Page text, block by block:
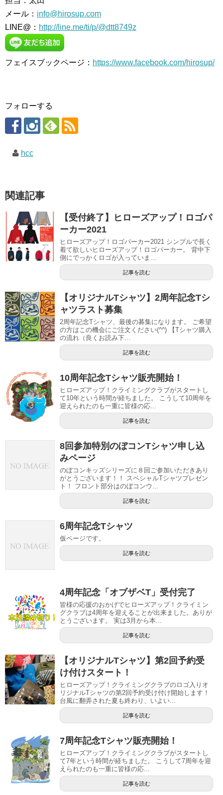
メール： info@hirosup.com
LINE@： http://line.me/ti/p/@dtt8749z
フェイスブックページ： https://www.facebook.com/hirosup/
フォローする
hcc
関連記事
【受付終了】ヒローズアップ！ロゴパ
ーカー2021
ヒローズアップ！ロゴパーカー2021 シンプルで長く
着て欲しいヒローズアップ！ロゴパーカー。 背中下
側にでっかくロゴが入っていま...
記事を読む
【オリジナルTシャツ】2周年記念Tシ
ャツラスト募集
2周年記念Tシャツ、最後の募集になります。 ご希望
の方はこの機会にご注文ください(^^) 【Tシャツ購入
の流れ（良くお読み下...
記事を読む
10周年記念Tシャツ販売開始！
ヒローズアップ！クライミングクラブがスタートし
て10年という時間が経ちました。 こうして10周年を
迎えられたのも一重に皆様の応...
記事を読む
8回参加特別のぼコンTシャツ申し込
みページ
のぼコンキッズシリーズに８回ご参加いただきあり
がとうございます！！ スペシャルTシャツプレゼン
ト！ フロント部分はのぼコンウ...
記事を読む
6周年記念Tシャツ
仮ページです。
記事を読む
4周年記念「オブザベT」受付完了
皆様の応援のおかげでヒローズアップ！クライミン
グクラブは4周年を迎えることが出来ました。ありが
とうございます。 実は3月から本...
記事を読む
【オリジナルTシャツ】第2回予約受
け付けスタート！
ヒローズアップ！クライミングクラブのロゴ入りオ
リジナルTシャツの第2回予約受け付け開始します！
台風に翻弄された夏も終わり、いよい...
記事を読む
7周年記念Tシャツ販売開始！
ヒローズアップ！クライミングクラブがスタートし
て7年という時間が経ちました。 こうして7周年を迎
えられたのも一重に皆様の応...
記事を読む